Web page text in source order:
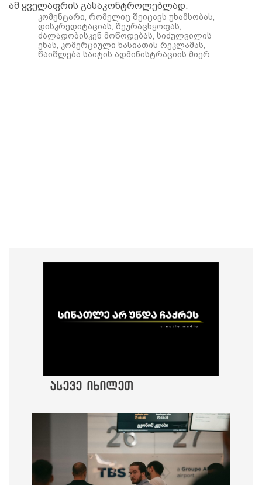
ამ ყველაფრის გასაკონტროლებლად.
კომენტარი, რომელიც შეიცავს უხამსობას,
დისკრედიტაციას, შეურაცხყოფას,
ძალადობისკენ მოწოდებას, სიძულვილის
ენას, კომერციული ხასიათის რეკლამას,
წაიშლება საიტის ადმინისტრაციის მიერ
ასევე იხილეთ